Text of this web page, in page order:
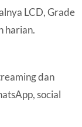
LCD, Grade
harian.
dan
social